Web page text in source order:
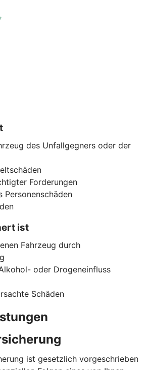
des Unfallgegners oder der
Forderungen
Personenschäden
ist
Fahrzeug durch
oder Drogeneinfluss
Schäden
ist gesetzlich vorgeschrieben